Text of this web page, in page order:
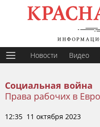
Новости Видео
Социальная война
Права рабочих в
12:35 11 октября 2023